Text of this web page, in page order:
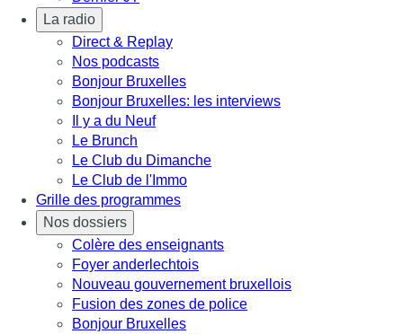
La radio
Direct & Replay
Nos podcasts
Bonjour Bruxelles
Bonjour Bruxelles: les interviews
Il y a du Neuf
Le Brunch
Le Club du Dimanche
Le Club de l'Immo
Grille des programmes
Nos dossiers
Colère des enseignants
Foyer anderlechtois
Nouveau gouvernement bruxellois
Fusion des zones de police
Bonjour Bruxelles